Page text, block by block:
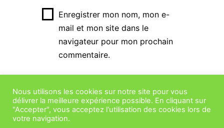
Enregistrer mon nom, mon e-
mail et mon site dans le
navigateur pour mon prochain
commentaire.
Nous utilisons les cookies sur notre site pour vous
délivrer la meilleure expérience possible. En cliquant sur
"Accepter", vous acceptez l'utilisation des cookies lors de
votre navigation.